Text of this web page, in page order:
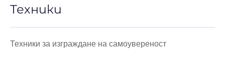
Техники
Техники за изграждане на самоувереност